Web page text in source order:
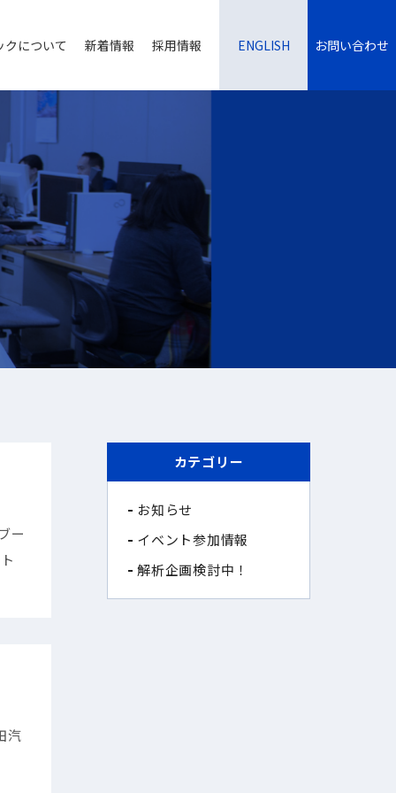
クについて 新着情報 採用情報 ENGLISH お問い合わせ
カテゴリー
お知らせ
イベント参加情報
解析企画検討中！
ー
汽